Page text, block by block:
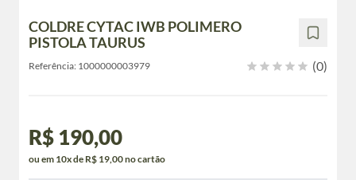
COLDRE CYTAC IWB POLIMERO
PISTOLA TAURUS
Referência: 1000000003979 (0)
R$ 190,00
ou em 10x de R$ 19,00 no cartão